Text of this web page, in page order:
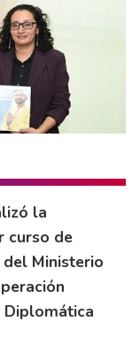
la
curso de
Ministerio
Diplomática